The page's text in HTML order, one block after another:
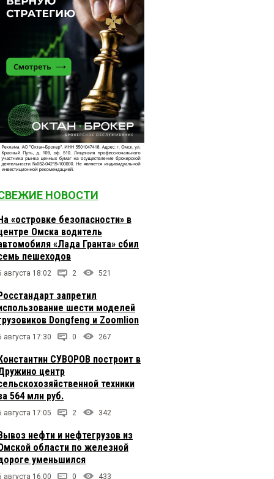
НОВОСТИ
«островке безопасности» в
Омска водитель
«Лада Гранта» сбил
пешеходов
августа 18:02 2 521
запретил
шести моделей
Dongfeng и Zoomlion
августа 17:30 0 267
СУВОРОВ построит в
центр
техники
564 млн руб.
августа 17:05 2 342
нефти и нефтегрузов из
области по железной
уменьшился
августа 16:00 0 433